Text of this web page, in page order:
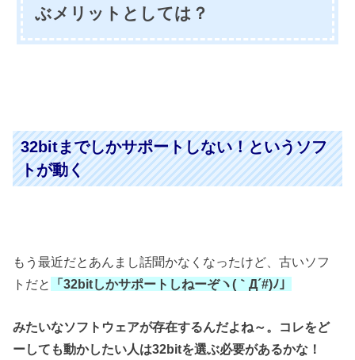
ぶメリットとしては？
32bitまでしかサポートしない！というソフ
トが動く
もう最近だとあんまし話聞かなくなったけど、古いソフ
トだと
「32bitしかサポートしねーぞヽ(｀Д´#)ﾉ」
みたいなソフトウェアが存在するんだよね～。コレをど
ーしても動かしたい人は32bitを選ぶ必要があるかな！